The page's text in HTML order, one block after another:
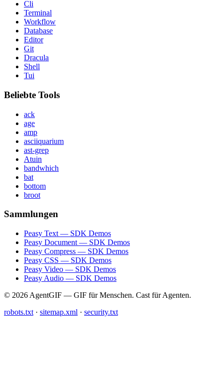
Cli
Terminal
Workflow
Database
Editor
Git
Dracula
Shell
Tui
Beliebte Tools
ack
age
amp
asciiquarium
ast-grep
Atuin
bandwhich
bat
bottom
broot
Sammlungen
Peasy Text — SDK Demos
Peasy Document — SDK Demos
Peasy Compress — SDK Demos
Peasy CSS — SDK Demos
Peasy Video — SDK Demos
Peasy Audio — SDK Demos
© 2026 AgentGIF — GIF für Menschen. Cast für Agenten.
robots.txt · sitemap.xml · security.txt